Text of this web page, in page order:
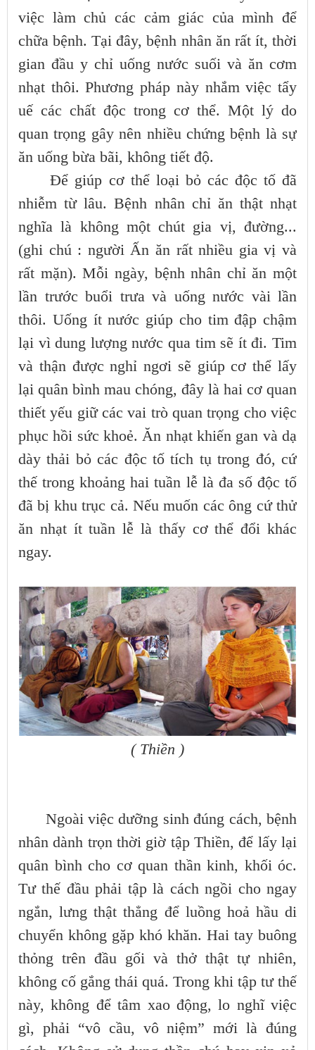
việc làm chủ các cảm giác của mình để
chữa bệnh. Tại đây, bệnh nhân ăn rất ít, thời
gian đầu y chỉ uống nước suối và ăn cơm
nhạt thôi. Phương pháp này nhắm việc tẩy
uế các chất độc trong cơ thể. Một lý do
quan trọng gây nên nhiều chứng bệnh là sự
ăn uống bừa bãi, không tiết độ.
Để giúp cơ thể loại bỏ các độc tố đã
nhiễm từ lâu. Bệnh nhân chỉ ăn thật nhạt
nghĩa là không một chút gia vị, đường...
(ghi chú : người Ấn ăn rất nhiều gia vị và
rất mặn). Mỗi ngày, bệnh nhân chỉ ăn một
lần trước buổi trưa và uống nước vài lần
thôi. Uống ít nước giúp cho tim đập chậm
lại vì dung lượng nước qua tim sẽ ít đi. Tim
và thận được nghỉ ngơi sẽ giúp cơ thể lấy
lại quân bình mau chóng, đây là hai cơ quan
thiết yếu giữ các vai trò quan trọng cho việc
phục hồi sức khoẻ. Ăn nhạt khiến gan và dạ
dày thải bỏ các độc tố tích tụ trong đó, cứ
thế trong khoảng hai tuần lễ là đa số độc tố
đã bị khu trục cả. Nếu muốn các ông cứ thử
ăn nhạt ít tuần lễ là thấy cơ thể đổi khác
ngay.
( Thiền )
Ngoài việc dưỡng sinh đúng cách, bệnh
nhân dành trọn thời giờ tập Thiền, để lấy lại
quân bình cho cơ quan thần kinh, khối óc.
Tư thế đầu phải tập là cách ngồi cho ngay
ngắn, lưng thật thẳng để luồng hoả hầu di
chuyển không gặp khó khăn. Hai tay buông
thỏng trên đầu gối và thở thật tự nhiên,
không cố gắng thái quá. Trong khi tập tư thế
này, không để tâm xao động, lo nghĩ việc
gì, phải “vô cầu, vô niệm” mới là đúng